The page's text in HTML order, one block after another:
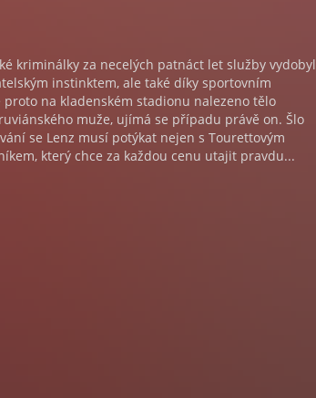
kriminálky za necelých patnáct let služby vydobyl
instinktem, ale také díky sportovním
na kladenském stadionu nalezeno tělo
muže, ujímá se případu právě on. Šlo
se Lenz musí potýkat nejen s Tourettovým
který chce za každou cenu utajit pravdu...